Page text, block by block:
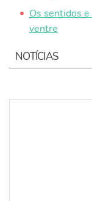
Os sentidos
ventre
NOTÍCIAS